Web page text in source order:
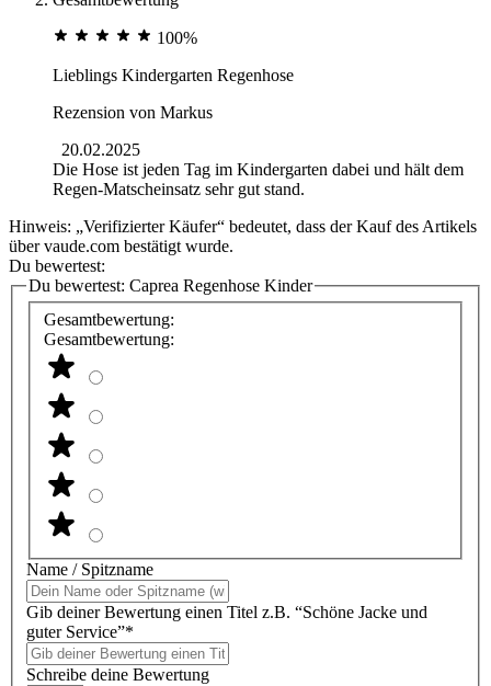
100%
Lieblings Kindergarten Regenhose
Rezension von Markus
20.02.2025
Die Hose ist jeden Tag im Kindergarten dabei und hält dem
Regen-Matscheinsatz sehr gut stand.
Hinweis: „Verifizierter Käufer“ bedeutet, dass der Kauf des Artikels
über vaude.com bestätigt wurde.
Du bewertest:
Du bewertest: Caprea Regenhose Kinder
Gesamtbewertung:
Gesamtbewertung:
Name / Spitzname
Gib deiner Bewertung einen Titel z.B. “Schöne Jacke und
guter Service”*
Schreibe deine Bewertung